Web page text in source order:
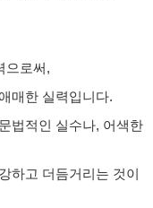
으로써,
매한 실력입니다.
법적인 실수나, 어색한
하고 더듬거리는 것이